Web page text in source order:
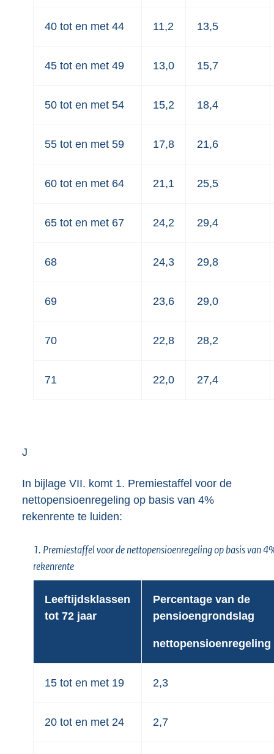
40 tot en met 44 11,2 13,5
45 tot en met 49 13,0 15,7
50 tot en met 54 15,2 18,4
55 tot en met 59 17,8 21,6
60 tot en met 64 21,1 25,5
65 tot en met 67 24,2 29,4
68 24,3 29,8
69 23,6 29,0
70 22,8 28,2
71 22,0 27,4
J
In bijlage VII. komt 1. Premiestaffel voor de
nettopensioenregeling op basis van 4%
rekenrente te luiden:
1. Premiestaffel voor de nettopensioenregeling op basis van
rekenrente
Leeftijdsklassen
tot 72 jaar
Percentage van de
pensioengrondslag
nettopensioenregeling
15 tot en met 19 2,3
20 tot en met 24 2,7